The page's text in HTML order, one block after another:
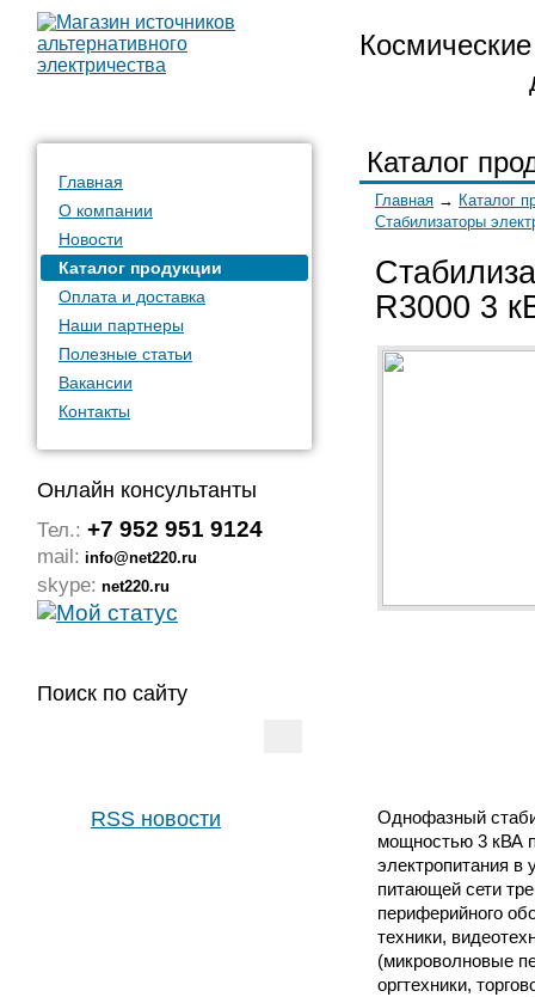
Главная
О компании
Новости
Каталог продукции
Оплата и доставка
Наши партнеры
Полезные статьи
Вакансии
Контакты
Онлайн консультанты
Тел.: +7 952 951 9124
mail: info@net220.ru
skype: net220.ru
Поиск по сайту
RSS новости
Каталог
Главная → Каталог
Стабилизаторы
R3000 3
Однофазный
мощностью 3 кВА
электропитания в
питающей сети
периферийного
техники,
(микроволновые
оргтехники,